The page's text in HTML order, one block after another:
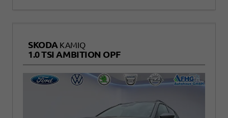
SKODA KAMIQ
1.0 TSI AMBITION OPF